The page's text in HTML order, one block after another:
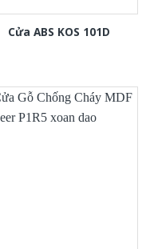
Cửa ABS KOS 101D